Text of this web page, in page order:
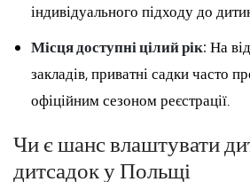
індивідуального підходу до
Місця доступні цілий рік: На
закладів, приватні садки часто
офіційним сезоном реєстрації.
Чи є шанс влаштувати
дитсадок у Польщі